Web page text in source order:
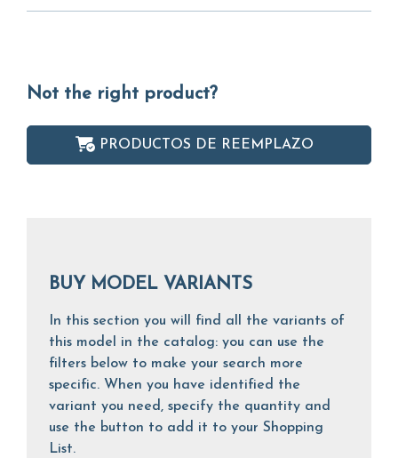
Not the right product?
PRODUCTOS DE REEMPLAZO
BUY MODEL VARIANTS
In this section you will find all the variants of
this model in the catalog: you can use the
filters below to make your search more
specific. When you have identified the
variant you need, specify the quantity and
use the button to add it to your Shopping
List.